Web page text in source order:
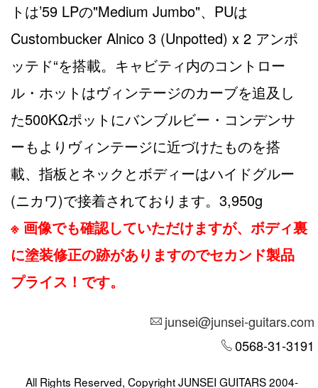
トは’59 LPの"Medium Jumbo"、PUは
Custombucker Alnico 3 (Unpotted) x 2 アンポ
ッテド“を搭載。キャビティ内のコントロー
ル・ホットはヴィンテージのカーブを追及し
た500KΩポットにバンブルビー・コンデンサ
ーもよりヴィンテージに近づけたものを搭
載、指板とネックとボディーはハイドグルー
(ニカワ)で接着されております。3,950g
※ 画像でも確認していただけますが、ボディ裏
に塗装修正の跡がありますのでセカンド製品
プライス！です。
junsei@junsei-guitars.com
0568-31-3191
All Rights Reserved, Copyright JUNSEI GUITARS 2004-